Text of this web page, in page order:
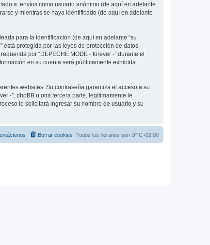
a: envíos como usuario anónimo (de aquí en adelante
y mientras se haya identificado (de aquí en adelante
para la identificación (de aquí en adelante “su
está protegida por las leyes de protección de datos
por “DEPECHE MODE - forever -” durante el
en su cuenta será públicamente exhibida.
websites. Su contraseña garantiza el acceso a su
-”, phpBB u otra tercera parte, legítimamente le
le solicitará ingresar su nombre de usuario y su
Todos los horarios son UTC+02:00
Borrar cookies